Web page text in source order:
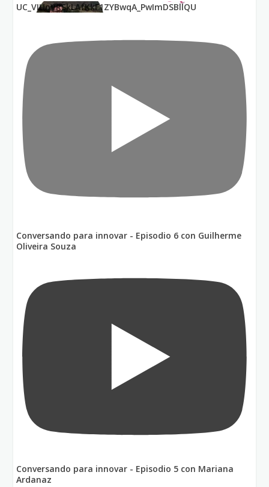
UC_VIUnVRSkLAfKkF1ZYBwqA_PwImDSBllQU
Conversando para innovar - Episodio 6 con Guilherme
Oliveira Souza
Conversando para innovar - Episodio 5 con Mariana
Ardanaz